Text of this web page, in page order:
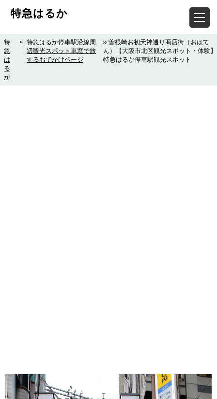
特急はるか
特
急
は
る
か
» 特急はるか停車駅沿線周
辺観光スポット車窓で旅
するおでかけページ
» 曽根崎お初天神通り商店街（おはて
ん）【大阪市北区観光スポット・体験】
特急はるか停車駅観光スポット